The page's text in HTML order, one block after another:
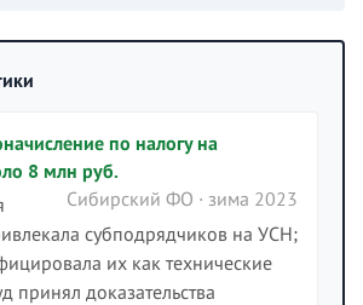
по налогу на
8 млн руб.
Сибирский ФО · зима 2023
субподрядчиков на УСН;
их как технические
принял доказательства